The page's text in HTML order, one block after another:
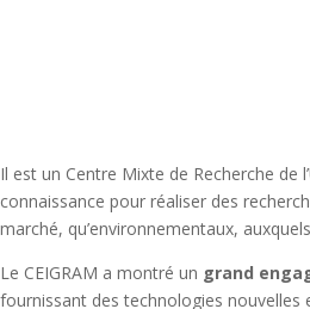
Il est un Centre Mixte de Recherche de
connaissance pour réaliser des
marché, qu’environnementaux,
Le CEIGRAM a montré un grand
fournissant des technologies nouvelles